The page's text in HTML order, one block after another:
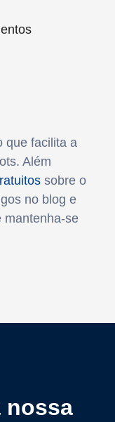
que facilita a
Além
sobre o
no blog e
mantenha-se
nossa